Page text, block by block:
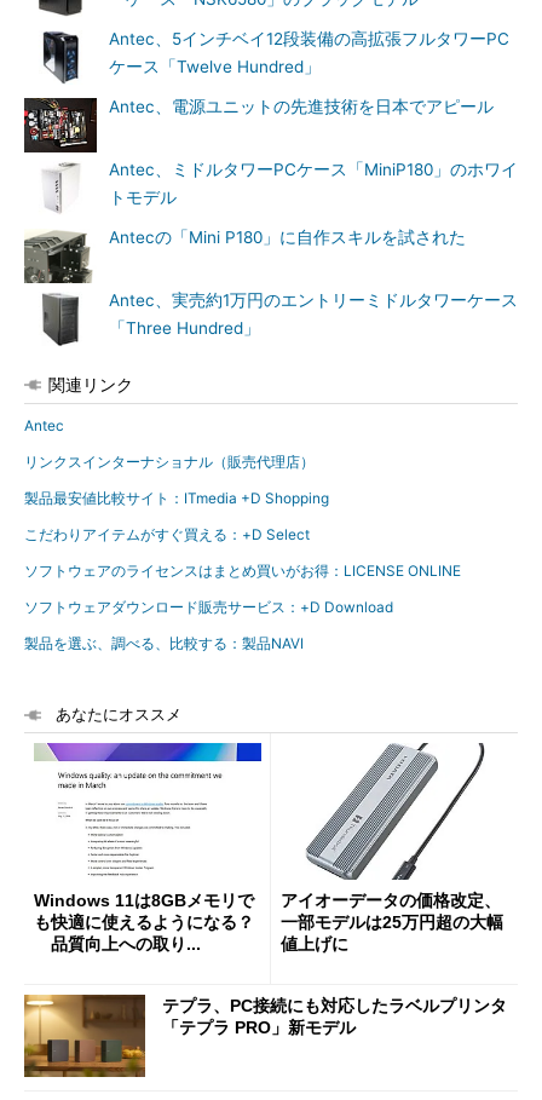
Antec、5インチベイ12段装備の高拡張フルタワーPC
ケース「Twelve Hundred」
Antec、電源ユニットの先進技術を日本でアピール
Antec、ミドルタワーPCケース「MiniP180」のホワイ
トモデル
Antecの「Mini P180」に自作スキルを試された
Antec、実売約1万円のエントリーミドルタワーケース
「Three Hundred」
関連リンク
Antec
リンクスインターナショナル（販売代理店）
製品最安値比較サイト：ITmedia +D Shopping
こだわりアイテムがすぐ買える：+D Select
ソフトウェアのライセンスはまとめ買いがお得：LICENSE ONLINE
ソフトウェアダウンロード販売サービス：+D Download
製品を選ぶ、調べる、比較する：製品NAVI
あなたにオススメ
Windows 11は8GBメモリで
も快適に使えるようになる？
品質向上への取り...
アイオーデータの価格改定、
一部モデルは25万円超の大幅
値上げに
テプラ、PC接続にも対応したラベルプリンタ
「テプラ PRO」新モデル